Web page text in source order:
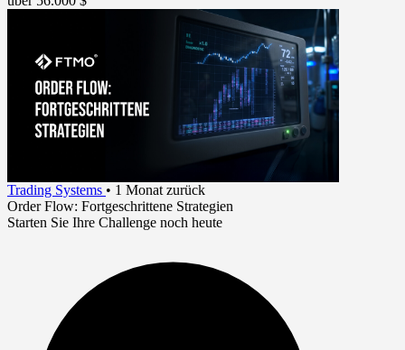
Trading Systems • 1 Monat zurück
Order Flow: Fortgeschrittene Strategien
Starten Sie Ihre Challenge noch heute